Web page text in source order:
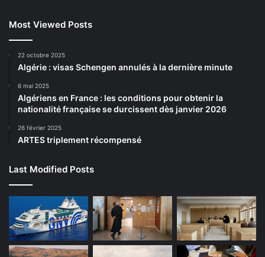
Most Viewed Posts
22 octobre 2025
Algérie : visas Schengen annulés à la dernière minute
6 mai 2025
Algériens en France : les conditions pour obtenir la
nationalité française se durcissent dès janvier 2026
26 février 2025
ARTES triplement récompensé
Last Modified Posts